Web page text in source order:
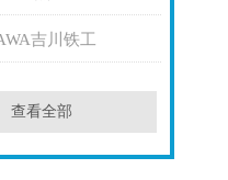
吉川铁工
查看全部